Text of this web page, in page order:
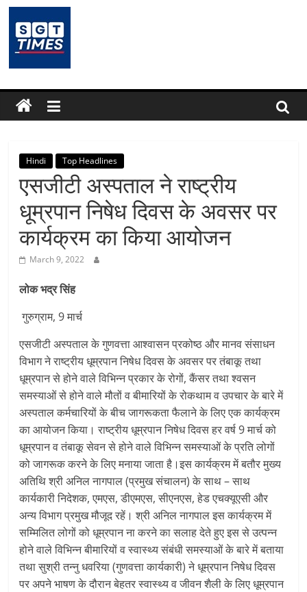
Skip
content
SGTTimes.com
–
SGT
Latest
News,
India
News,
Breaking
News,
Today's
News
Hindi Top Headlines
एसजीटी अस्पताल ने राष्ट्रीय
धूम्रपान निषेध दिवस के अवसर पर
कार्यक्रम का किया आयोजन
March 9, 2022
लोक भद्र सिंह
गुरुग्राम, 9 मार्च
एसजीटी अस्पताल के गुणवत्ता आश्वासन प्रकोष्ठ और मानव संसाधन
विभाग ने राष्ट्रीय धूम्रपान निषेध दिवस के अवसर पर तंबाकू तथा
धूम्रपान से होने वाले विभिन्न प्रकार के रोगों, कैंसर तथा श्वसन
समस्याओं से होने वाले मौतों व बीमारियों के रोकथाम व उपचार के बारे में
अस्पताल कर्मचारियों के बीच जागरूकता फैलाने के लिए एक कार्यक्रम
का आयोजन किया। राष्ट्रीय धूम्रपान निषेध दिवस हर वर्ष 9 मार्च को
धूम्रपान व तंबाकू सेवन से होने वाले विभिन्न समस्याओं के प्रति लोगों
को जागरूक करने के लिए मनाया जाता है।इस कार्यक्रम में बतौर मुख्य
अतिथि श्री अनिल नागपाल (प्रमुख संचालन) के साथ – साथ
कार्यकारी निदेशक, एमएस, डीएमएस, सीएनएस, हेड एचक्यूएसी और
अन्य विभाग प्रमुख मौजूद रहें। श्री अनिल नागपाल इस कार्यक्रम में
सम्मिलित लोगों को धूम्रपान ना करने का सलाह देते हुए इस से उत्पन्न
होने वाले विभिन्न बीमारियों व स्वास्थ्य संबंधी समस्याओं के बारे में बताया
तथा सुश्री तन्नु धवरिया (गुणवत्ता कार्यकारी) ने धूम्रपान निषेध दिवस
पर अपने भाषण के दौरान बेहतर स्वास्थ्य व जीवन शैली के लिए धूम्रपान